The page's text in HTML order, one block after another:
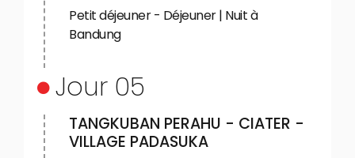
Petit déjeuner - Déjeuner | Nuit à
Bandung
Jour 05
TANGKUBAN PERAHU - CIATER -
VILLAGE PADASUKA